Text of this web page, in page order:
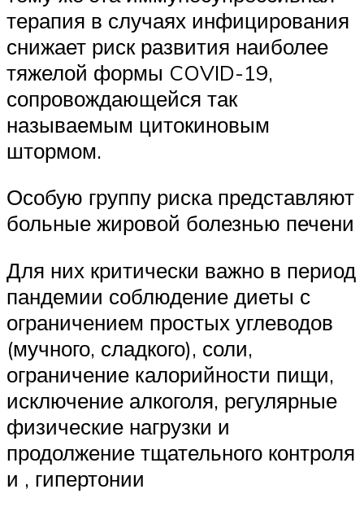
терапия в случаях инфицирования
снижает риск развития наиболее
тяжелой формы COVID-19,
сопровождающейся так
называемым цитокиновым
штормом.
Особую группу риска представляют
больные жировой болезнью печени
Для них критически важно в период
пандемии соблюдение диеты с
ограничением простых углеводов
(мучного, сладкого), соли,
ограничение калорийности пищи,
исключение алкоголя, регулярные
физические нагрузки и
продолжение тщательного контроля
и , гипертонии